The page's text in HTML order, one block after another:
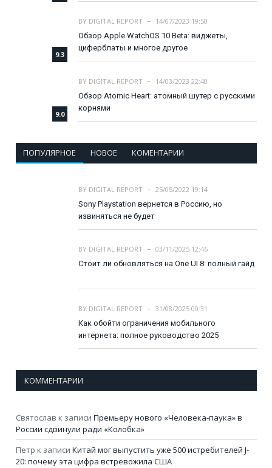
9.3
BY DIGITAL REPORT
14/07/2023 19:50
Обзор Apple WatchOS 10 Beta: виджеты,
циферблаты и многое другое
9.0
BY DIGITAL REPORT
14/03/2023 22:40
Обзор Atomic Heart: атомный шутер с русскими
корнями
ПОПУЛЯРНОЕ НОВОЕ КОМЕНТАРИИ
BY DIGITAL REPORT
25/05/2022 19:14
Sony Playstation вернется в Россию, но
извиняться не будет
BY DIGITAL REPORT
03/11/2025 12:46
Стоит ли обновляться на One UI 8: полный гайд
BY DIGITAL REPORT
31/08/2025 00:31
Как обойти ограничения мобильного
интернета: полное руководство 2025
КОММЕНТАРИИ
Святослав к записи Премьеру нового «Человека-паука» в
России сдвинули ради «Колобка»
Петр к записи Китай мог выпустить уже 500 истребителей J-
20: почему эта цифра встревожила США